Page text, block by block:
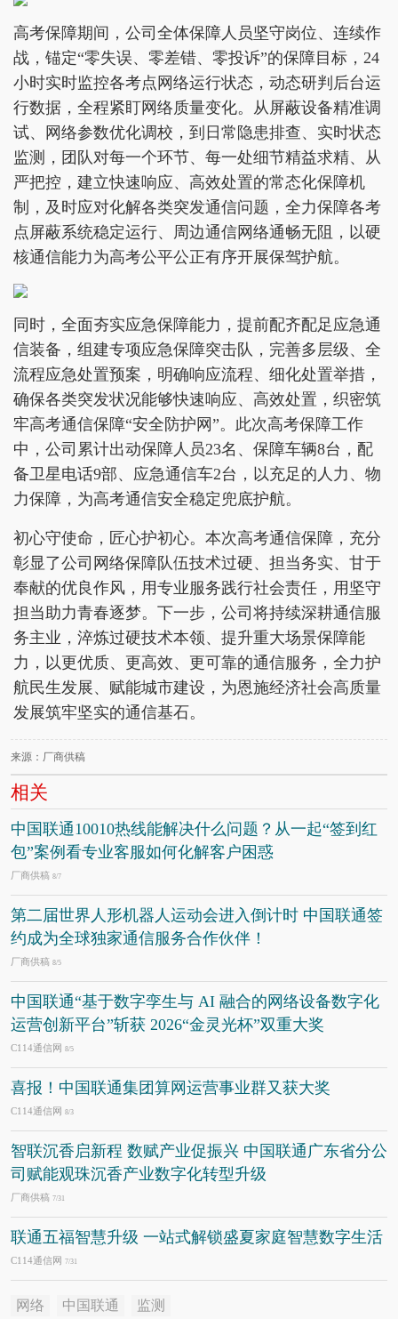
高考保障期间，公司全体保障人员坚守岗位、连续作
战，锚定“零失误、零差错、零投诉”的保障目标，24
小时实时监控各考点网络运行状态，动态研判后台运
行数据，全程紧盯网络质量变化。从屏蔽设备精准调
试、网络参数优化调校，到日常隐患排查、实时状态
监测，团队对每一个环节、每一处细节精益求精、从
严把控，建立快速响应、高效处置的常态化保障机
制，及时应对化解各类突发通信问题，全力保障各考
点屏蔽系统稳定运行、周边通信网络通畅无阻，以硬
核通信能力为高考公平公正有序开展保驾护航。
同时，全面夯实应急保障能力，提前配齐配足应急通
信装备，组建专项应急保障突击队，完善多层级、全
流程应急处置预案，明确响应流程、细化处置举措，
确保各类突发状况能够快速响应、高效处置，织密筑
牢高考通信保障“安全防护网”。此次高考保障工作
中，公司累计出动保障人员23名、保障车辆8台，配
备卫星电话9部、应急通信车2台，以充足的人力、物
力保障，为高考通信安全稳定兜底护航。
初心守使命，匠心护初心。本次高考通信保障，充分
彰显了公司网络保障队伍技术过硬、担当务实、甘于
奉献的优良作风，用专业服务践行社会责任，用坚守
担当助力青春逐梦。下一步，公司将持续深耕通信服
务主业，淬炼过硬技术本领、提升重大场景保障能
力，以更优质、更高效、更可靠的通信服务，全力护
航民生发展、赋能城市建设，为恩施经济社会高质量
发展筑牢坚实的通信基石。
来源：厂商供稿
相关
中国联通10010热线能解决什么问题？从一起“签到红
包”案例看专业客服如何化解客户困惑
厂商供稿 8/7
第二届世界人形机器人运动会进入倒计时 中国联通签
约成为全球独家通信服务合作伙伴！
厂商供稿 8/5
中国联通“基于数字孪生与 AI 融合的网络设备数字化
运营创新平台”斩获 2026“金灵光杯”双重大奖
C114通信网 8/5
喜报！中国联通集团算网运营事业群又获大奖
C114通信网 8/3
智联沉香启新程 数赋产业促振兴 中国联通广东省分公
司赋能观珠沉香产业数字化转型升级
厂商供稿 7/31
联通五福智慧升级 一站式解锁盛夏家庭智慧数字生活
C114通信网 7/31
网络 中国联通 监测